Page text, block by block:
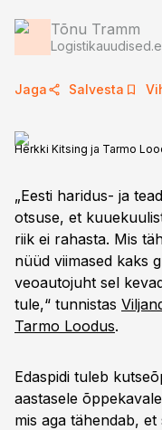
Tõnu Tramm
Jaga Salvesta
Herkki Kitsing ja Tarmo
„Eesti haridus- ja
otsuse, et
riik ei rahasta. Mis
nüüd viimased kaks
veoautojuht sel
tule,“ tunnistas
Tarmo Loodus.
Edaspidi tuleb
aastasele
mis aga tähendab,